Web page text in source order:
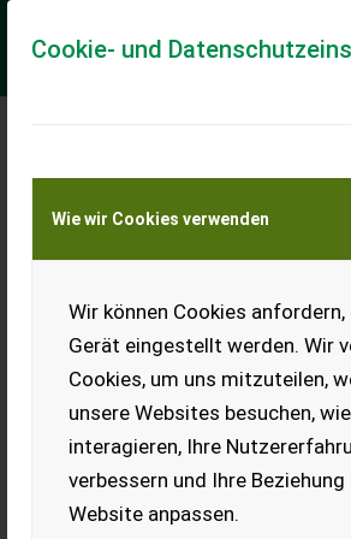
Cookie- und
Wie wir Cookies verwenden
Wir können Cookies
Gerät eingestellt werden. Wir
Cookies, um uns mitzuteilen,
unsere Websites besuchen,
interagieren, Ihre
verbessern und Ihre
Website anpassen.
Meine
Transport von Land- und
KEINE
Ladeort
Ort